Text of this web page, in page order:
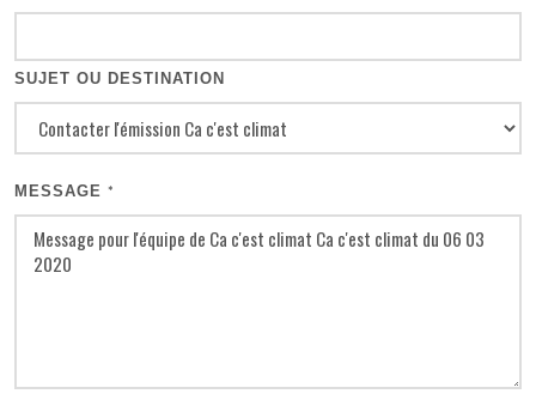
SUJET OU DESTINATION
MESSAGE *